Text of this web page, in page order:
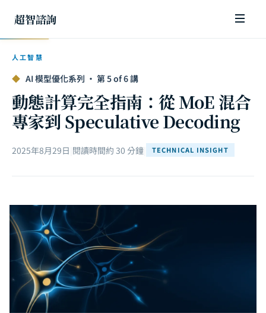
超智諮詢
人工智慧
◆ AI 模型優化系列 · 第 5 of 6 講
動態計算完全指南：從 MoE 混合
專家到 Speculative Decoding
2025年8月29日 閱讀時間約 30 分鐘 TECHNICAL INSIGHT